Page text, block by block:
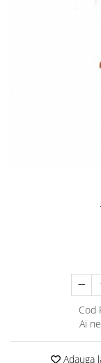
Cod
Ai
Adauga